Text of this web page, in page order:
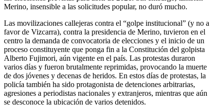
Merino, insensible a las solicitudes popular, no duró mucho.
Las movilizaciones callejeras contra el “golpe institucional” (y no a
favor de Vizcarra), contra la presidencia de Merino, tuvieron en el
centro la demanda de convocatoria de elecciones y el inicio de un
proceso constituyente que ponga fin a la Constitución del golpista
Alberto Fujimori, aún vigente en el país. Las protestas duraron
varios días y fueron brutalmente reprimidas, provocando la muerte
de dos jóvenes y decenas de heridos. En estos días de protestas, la
policía también ha sido protagonista de detenciones arbitrarias,
agresiones a periodistas nacionales y extranjeros, mientras que aún
se desconoce la ubicación de varios detenidos.